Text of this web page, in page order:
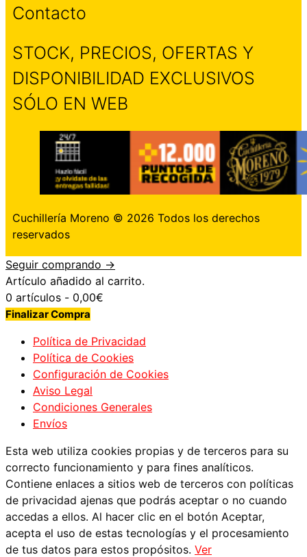
Contacto
STOCK, PRECIOS, OFERTAS Y
DISPONIBILIDAD EXCLUSIVOS
SÓLO EN WEB
Cuchillería Moreno © 2026 Todos los derechos
reservados
Seguir comprando →
Artículo añadido al carrito.
0 artículos - 0,00€
Finalizar Compra
Política de Privacidad
Política de Cookies
Configuración de Cookies
Aviso Legal
Condiciones Generales
Envíos
Esta web utiliza cookies propias y de terceros para su
correcto funcionamiento y para fines analíticos.
Contiene enlaces a sitios web de terceros con políticas
de privacidad ajenas que podrás aceptar o no cuando
accedas a ellos. Al hacer clic en el botón Aceptar,
acepta el uso de estas tecnologías y el procesamiento
de tus datos para estos propósitos. Ver